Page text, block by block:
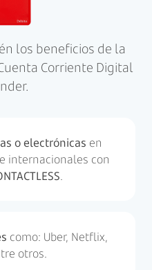
los beneficios de la
Corriente Digital
o electrónicas en
internacionales con
.
como: Uber, Netflix,
otros.